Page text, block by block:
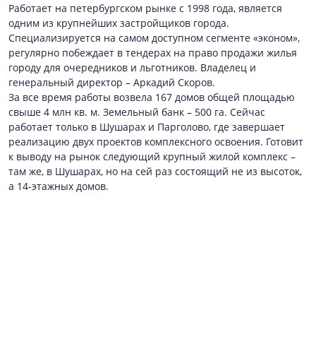
Работает на петербургском рынке с 1998 года, является
одним из крупнейших застройщиков города.
Специализируется на самом доступном сегменте «эконом»,
регулярно побеждает в тендерах на право продажи жилья
городу для очередников и льготников. Владелец и
генеральный директор – Аркадий Скоров.
За все время работы возвела 167 домов общей площадью
свыше 4 млн кв. м. Земельный банк – 500 га. Сейчас
работает только в Шушарах и Парголово, где завершает
реализацию двух проектов комплексного освоения. Готовит
к выводу на рынок следующий крупный жилой комплекс –
там же, в Шушарах, но на сей раз состоящий не из высоток,
а 14-этажных домов.